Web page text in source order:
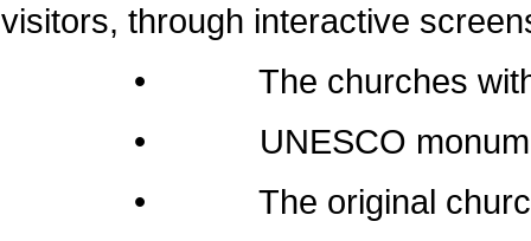
visitors, through interactive
• The churches within
• UNESCO
• The original churches